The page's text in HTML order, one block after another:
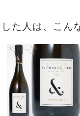
た人は、こん